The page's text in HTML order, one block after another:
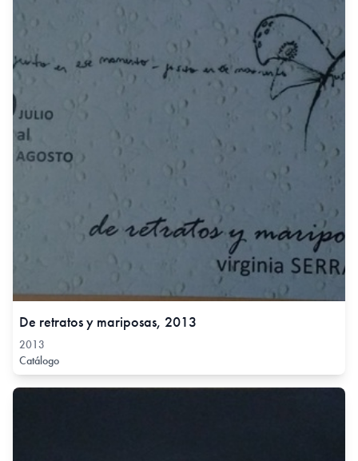
De retratos y mariposas, 2013
2013
Catálogo